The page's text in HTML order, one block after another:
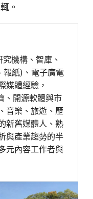
。
機構、智庫、
報紙)、電子廣電
媒體經驗，
、開源軟體與市
音樂、旅遊、歷
新舊媒體人、熟
與產業趨勢的半
元內容工作者與